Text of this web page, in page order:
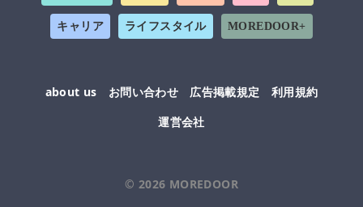
キャリア ライフスタイル MOREDOOR+
about us お問い合わせ 広告掲載規定
利用規約
運営会社
© 2026 MOREDOOR